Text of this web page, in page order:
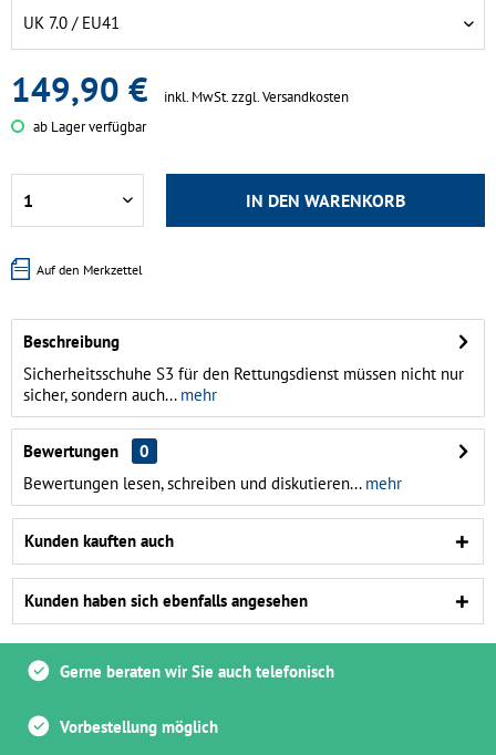
149,90 € inkl. MwSt.zzgl. Versandkosten
ab Lager verfügbar
IN DEN WARENKORB
Auf den Merkzettel
Beschreibung
Sicherheitsschuhe S3 für den Rettungsdienst müssen nicht nur
sicher, sondern auch...mehr
Bewertungen
0
Bewertungen lesen, schreiben und diskutieren...mehr
Kunden kauften auch
Kunden haben sich ebenfalls angesehen
Gerne beraten wir Sie auch telefonisch
Vorbestellung möglich